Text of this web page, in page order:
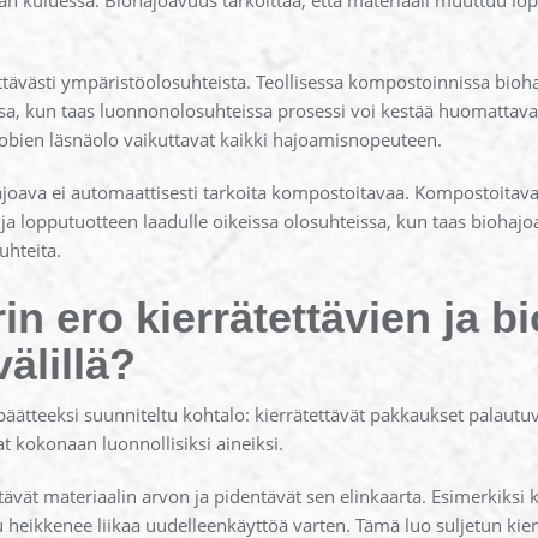
ympäristöolosuhteista. Teollisessa kompostoinnissa
kun taas luonnonolosuhteissa prosessi voi kestää
läsnäolo vaikuttavat kaikki hajoamisnopeuteen.
ei automaattisesti tarkoita kompostoitavaa.
lopputuotteen laadulle oikeissa olosuhteissa, kun taas
ero kierrätettävien ja
suunniteltu kohtalo: kierrätettävät pakkaukset
kokonaan luonnollisiksi aineiksi.
materiaalin arvon ja pidentävät sen elinkaarta.
liikaa uudelleenkäyttöä varten. Tämä luo suljetun